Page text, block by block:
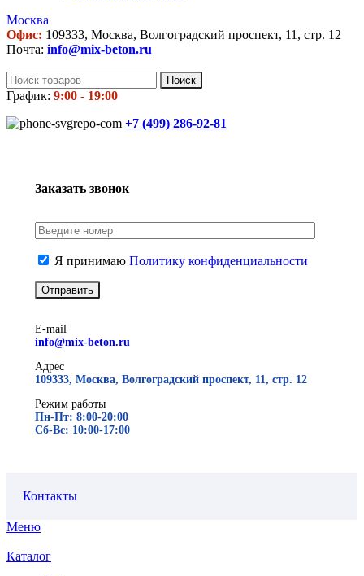
Москва
Офис: 109333, Москва, Волгоградский проспект, 11, стр. 12
Почта: info@mix-beton.ru
Поиск
График: 9:00 - 19:00
+7 (499) 286-92-81
Заказать звонок
Я принимаю Политику конфиденциальности
E-mail
info@mix-beton.ru
Адрес
109333, Москва, Волгоградский проспект, 11, стр. 12
Режим работы
Пн-Пт: 8:00-20:00
Сб-Вс: 10:00-17:00
Контакты
Меню
Каталог